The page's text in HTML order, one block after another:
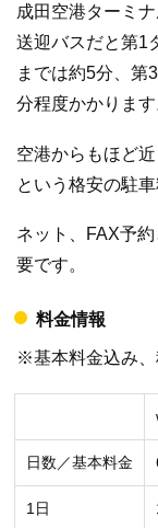
成田空港ターミ
送迎バスだと第1
までは約5分、第
分程度かかります
空港からもほど
という格安の駐
ネット、FAX予
要です。
料金情報
※基本料金込み、
日数／基本料金
1日